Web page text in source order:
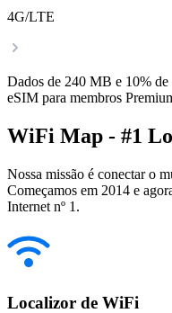
4G/LTE
Dados de 240 MB e 10% de
eSIM para membros
WiFi Map - #1
Nossa missão é conectar o
Começamos em 2014 e
Internet nº 1.
Localizor de WiFi